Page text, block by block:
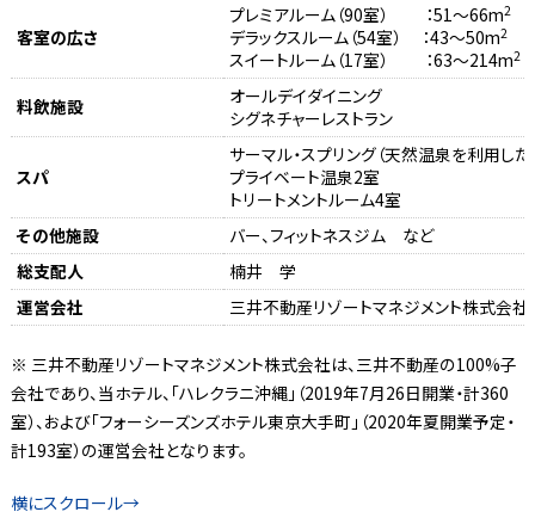
客室の広さ
プレミアルーム（90室） ：51～66m2
デラックスルーム（54室） ：43～50m2
スイートルーム（17室） ：63～214m2
料飲施設
オールデイダイニング
シグネチャーレストラン
スパ
サーマル・スプリング（天然温泉を利用し
プライベート温泉2室
トリートメントルーム4室
その他施設
バー、フィットネスジム など
総支配人
楠井 学
運営会社
三井不動産リゾートマネジメント株式会
※ 三井不動産リゾートマネジメント株式会社は、三井不動産の100%子
会社であり、当ホテル、「ハレクラニ沖縄」（2019年7月26日開業・計360
室）、および「フォーシーズンズホテル東京大手町」（2020年夏開業予定・
計193室）の運営会社となります。